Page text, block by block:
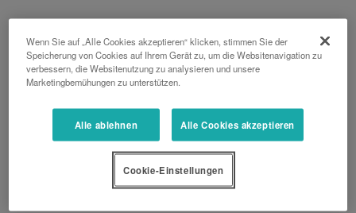
Telefon
+43 2628 62441
Adresse
Wr. Neustädterstraße 65
2601 Sollenau
Wenn Sie auf „Alle Cookies akzeptieren“ klicken, stimmen Sie der
Speicherung von Cookies auf Ihrem Gerät zu, um die Websitenavigation zu
verbessern, die Websitenutzung zu analysieren und unsere
Marketingbemühungen zu unterstützen.
Alle ablehnen Alle Cookies akzeptieren
Cookie-Einstellungen